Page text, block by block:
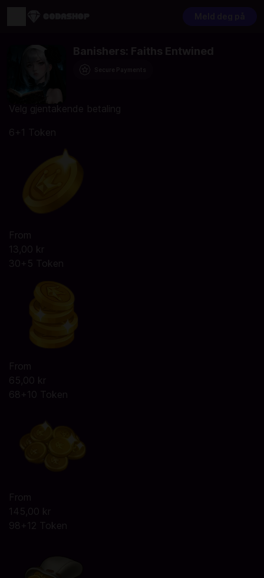
Banishers: Faiths Entwined
Velg gjentakende betaling
6+1 Token
From
13,00 kr
30+5 Token
From
65,00 kr
68+10 Token
From
145,00 kr
98+12 Token